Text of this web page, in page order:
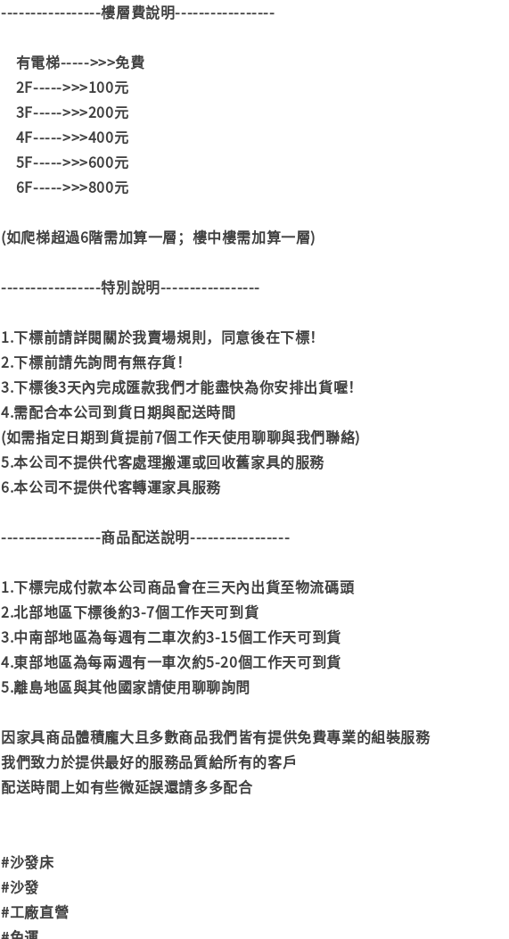
-----------------樓層費說明-----------------
有電梯----->>>免費
2F----->>>100元
3F----->>>200元
4F----->>>400元
5F----->>>600元
6F----->>>800元
(如爬梯超過6階需加算一層；樓中樓需加算一層)
-----------------特別說明-----------------
1.下標前請詳閱關於我賣場規則，同意後在下標！
2.下標前請先詢問有無存貨！
3.下標後3天內完成匯款我們才能盡快為你安排出貨喔！
4.需配合本公司到貨日期與配送時間
(如需指定日期到貨提前7個工作天使用聊聊與我們聯絡)
5.本公司不提供代客處理搬運或回收舊家具的服務
6.本公司不提供代客轉運家具服務
-----------------商品配送說明-----------------
1.下標完成付款本公司商品會在三天內出貨至物流碼頭
2.北部地區下標後約3-7個工作天可到貨
3.中南部地區為每週有二車次約3-15個工作天可到貨
4.東部地區為每兩週有一車次約5-20個工作天可到貨
5.離島地區與其他國家請使用聊聊詢問
因家具商品體積龐大且多數商品我們皆有提供免費專業的組裝服務
我們致力於提供最好的服務品質給所有的客戶
配送時間上如有些微延誤還請多多配合
#沙發床
#沙發
#工廠直營